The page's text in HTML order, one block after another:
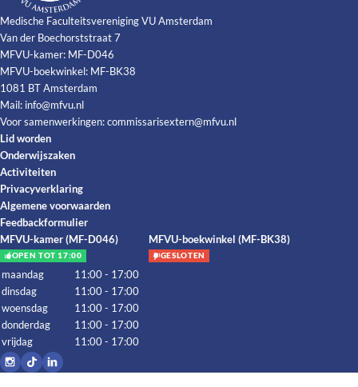
Medische Faculteitsvereniging VU Amsterdam
Van der Boechorststraat 7
MFVU-kamer: MF-D046
MFVU-boekwinkel: MF-BK38
1081 BT Amsterdam
Mail: info@mfvu.nl
Voor samenwerkingen:commissarisextern@mfvu.nl
Lid worden
Onderwijszaken
Activiteiten
Privacyverklaring
Algemene voorwaarden
Feedbackformulier
MFVU-kamer (MF-D046)
OPEN TOT 17:00
maandag
11:00 - 17:00
dinsdag
11:00 - 17:00
woensdag
11:00 - 17:00
donderdag
11:00 - 17:00
vrijdag
11:00 - 17:00
MFVU-boekwinkel (MF-BK38)
GESLOTEN